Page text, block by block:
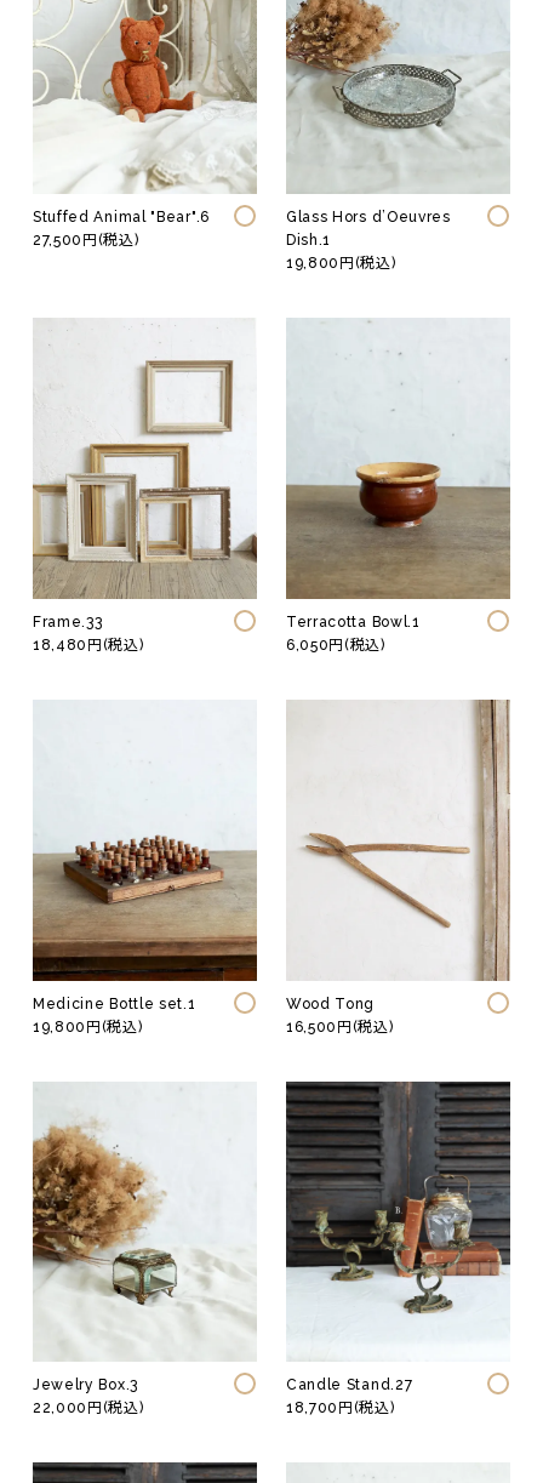
Stuffed Animal "Bear".6
27,500円(税込)
Glass Hors d’Oeuvres
Dish.1
19,800円(税込)
Frame.33
18,480円(税込)
Terracotta Bowl.1
6,050円(税込)
Medicine Bottle set.1
19,800円(税込)
Wood Tong
16,500円(税込)
Jewelry Box.3
22,000円(税込)
Candle Stand.27
18,700円(税込)